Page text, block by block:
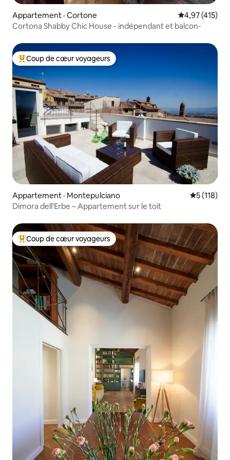
Appartement · Cortone Note
4,97 (415)
Cortona Shabby Chic House - indépendant et balcon-
Coup de cœur voyageurs parmi les plus aimés
Coup de cœur voyageurs
Appartement · Montepulciano Note
5 (118)
Dimora dell'Erbe – Appartement sur le toit
Coup de cœur voyageurs parmi les plus aimés
Coup de cœur voyageurs